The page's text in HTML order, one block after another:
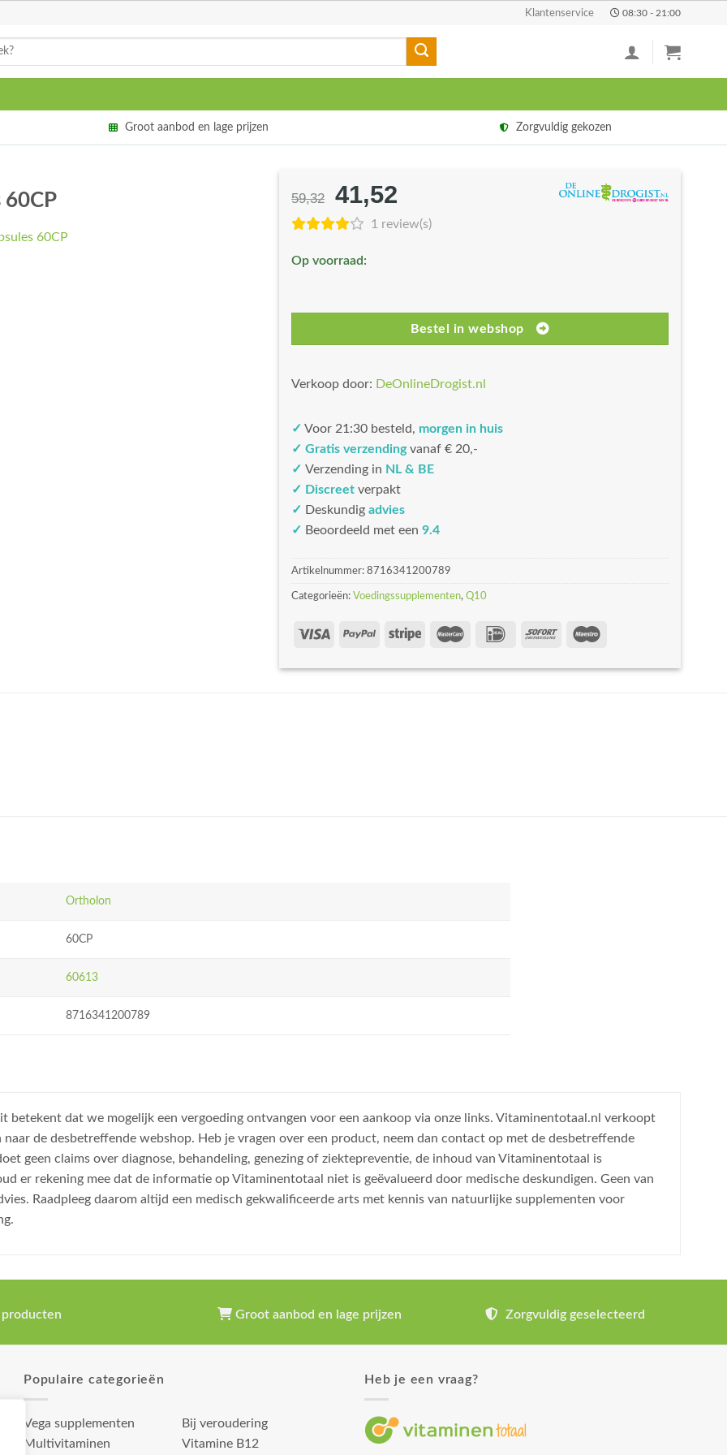
Klantenservice 08:30 - 21:00
Groot aanbod en lage prijzen Zorgvuldig gekozen
59,32
Oorspronkelijke
prijs
€59,32.
41,52
prijs
1 review(s)
Op voorraad:
Bestel in webshop
Verkoop door: DeOnlineDrogist.nl
✓ Voor 21:30 besteld, morgen in huis
✓ Gratis verzendingvanaf € 20,-
✓ Verzending in NL & BE
✓ Discreet verpakt
✓ Deskundig advies
✓ Beoordeeld met een 9.4
Artikelnummer: 8716341200789
Categorieën: Voedingssupplementen, Q10
Ortholon
60CP
60613
8716341200789
dat we mogelijk een vergoeding ontvangen voor een aankoop via onze links. Vitaminentotaal.nl verkoopt
de desbetreffende webshop. Heb je vragen over een product, neem dan contact op met de desbetreffende
geen claims over diagnose, behandeling, genezing of ziektepreventie, de inhoud van Vitaminentotaal is
er rekening mee dat de informatie op Vitaminentotaal niet is geëvalueerd door medische deskundigen. Geen van
Raadpleeg daarom altijd een medisch gekwalificeerde arts met kennis van natuurlijke supplementen voor
producten Groot aanbod en lage prijzen Zorgvuldig geselecteerd
Populaire categorieën
Vega supplementen
Multivitaminen
Bij veroudering
Vitamine B12
Heb je een vraag?